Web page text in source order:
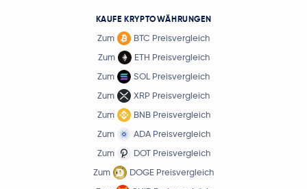
KAUFE KRYPTOWÄHRUNGEN
Zum
BTC Preisvergleich
Zum
ETH Preisvergleich
Zum
SOL Preisvergleich
Zum
XRP Preisvergleich
Zum
BNB Preisvergleich
Zum
ADA Preisvergleich
Zum
DOT Preisvergleich
Zum
DOGE Preisvergleich